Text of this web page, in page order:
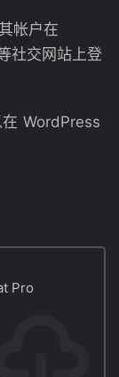
帐户在
社交网站上登
WordPress
Pro